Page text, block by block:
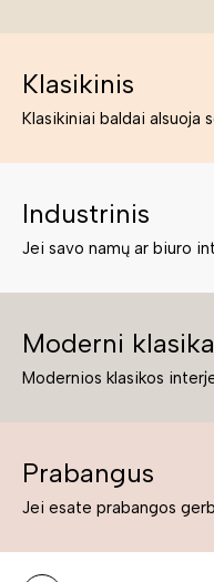
Klasikinis
Industrinis
Moderni klasika
Prabangus